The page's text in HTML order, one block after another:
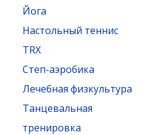
Йога
Настольный теннис
TRX
Степ-аэробика
Лечебная физкультура
Танцевальная
тренировка